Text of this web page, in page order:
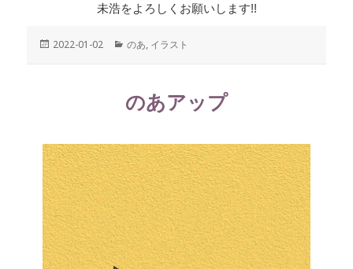
未浩をよろしくお願いします!!
投
2022-01-02
カ
ー
のあ, イラスト
のあアップ